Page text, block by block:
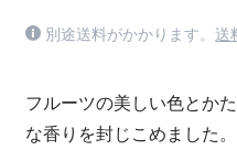
別途送料がかかります。 送
フルーツの美しい色とか
な香りを封じこめました